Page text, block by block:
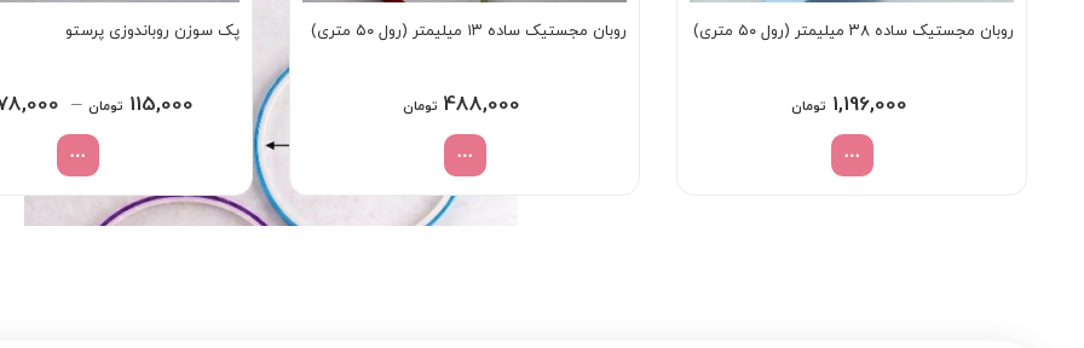
روبان مجستیک ساده ۳۸ میلیمتر (رول ۵۰ متری)
1,196,000 تومان
روبان مجستیک ساده ۱۳ میلیمتر (رول ۵۰ متری)
488,000 تومان
پک سوزن روباندوزی پرستو
115,000 تومان –